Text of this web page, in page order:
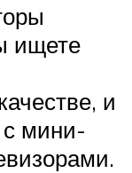
ищете
и
с мини-